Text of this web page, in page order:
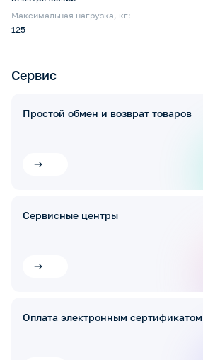
Максимальная нагрузка, кг:
125
Сервис
Простой обмен и возврат товаров
Сервисные центры
Оплата электронным сертификатом